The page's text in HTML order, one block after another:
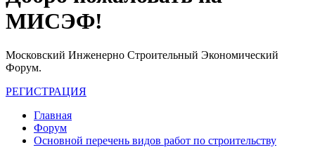
МИСЭФ!
Московский Инженерно Строительный Экономический
Форум.
РЕГИСТРАЦИЯ
Главная
Форум
Основной перечень видов работ по строительству